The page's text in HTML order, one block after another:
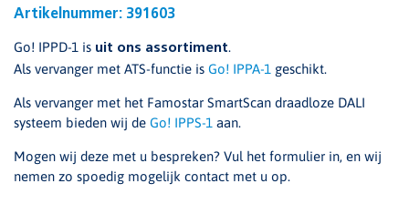
Artikelnummer: 391603
Go! IPPD-1 is uit ons assortiment.
Als vervanger met ATS-functie is Go! IPPA-1 geschikt.
Als vervanger met het Famostar SmartScan draadloze DALI
systeem bieden wij de Go! IPPS-1 aan.
Mogen wij deze met u bespreken? Vul het formulier in, en wij
nemen zo spoedig mogelijk contact met u op.